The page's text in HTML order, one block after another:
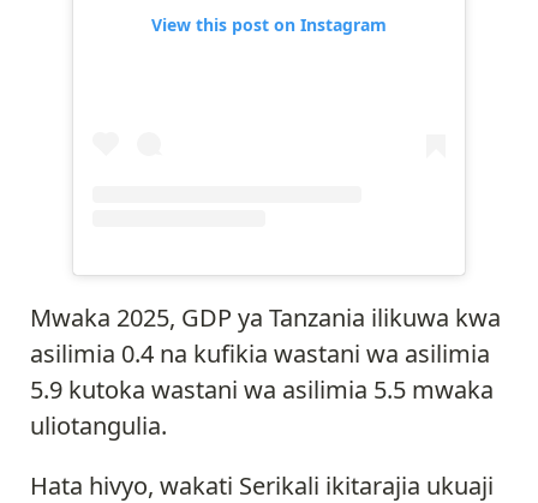
View this post on Instagram
Mwaka 2025, GDP ya Tanzania ilikuwa kwa
asilimia 0.4 na kufikia wastani wa asilimia
5.9 kutoka wastani wa asilimia 5.5 mwaka
uliotangulia.
Hata hivyo, wakati Serikali ikitarajia ukuaji